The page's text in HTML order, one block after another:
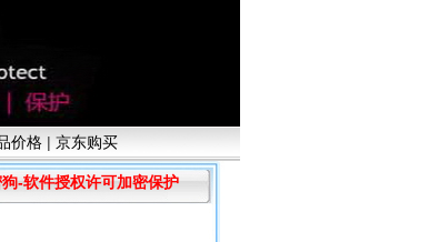
价格 | 京东购买
-软件授权许可加密保护